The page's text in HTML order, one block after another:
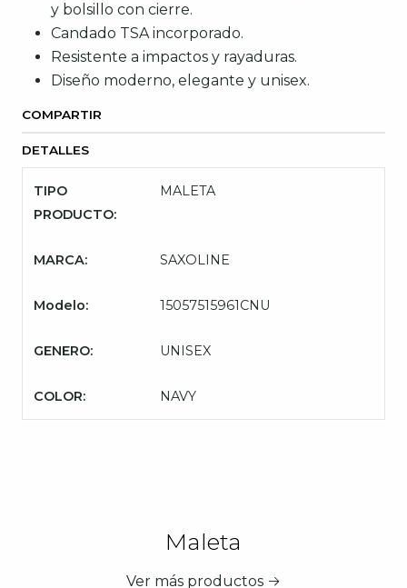
y bolsillo con cierre.
Candado TSA incorporado.
Resistente a impactos y rayaduras.
Diseño moderno, elegante y unisex.
COMPARTIR
DETALLES
TIPO
PRODUCTO:
MALETA
MARCA: SAXOLINE
Modelo: 15057515961CNU
GENERO: UNISEX
COLOR: NAVY
Maleta
Ver más productos